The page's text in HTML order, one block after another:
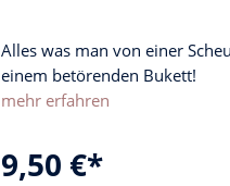
Alles was man von einer
einem betörenden Bukett!
mehr erfahren
9,50 €*